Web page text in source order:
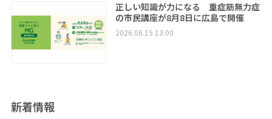
正しい知識が力になる 重症筋無力症
の市民講座が8月8日に広島で開催
2026.06.15 13:00
新着情報